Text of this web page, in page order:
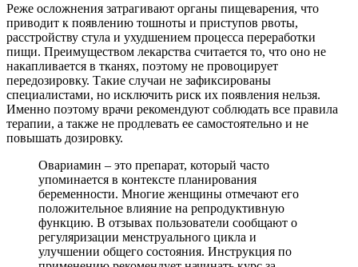
Реже осложнения затрагивают органы пищеварения, что
приводит к появлению тошноты и приступов рвоты,
расстройству стула и ухудшением процесса переработки
пищи. Преимуществом лекарства считается то, что оно не
накапливается в тканях, поэтому не провоцирует
передозировку. Такие случаи не зафиксированы
специалистами, но исключить риск их появления нельзя.
Именно поэтому врачи рекомендуют соблюдать все правила
терапии, а также не продлевать ее самостоятельно и не
повышать дозировку.
Овариамин – это препарат, который часто
упоминается в контексте планирования
беременности. Многие женщины отмечают его
положительное влияние на репродуктивную
функцию. В отзывах пользователи сообщают о
регуляризации менструального цикла и
улучшении общего состояния. Инструкция по